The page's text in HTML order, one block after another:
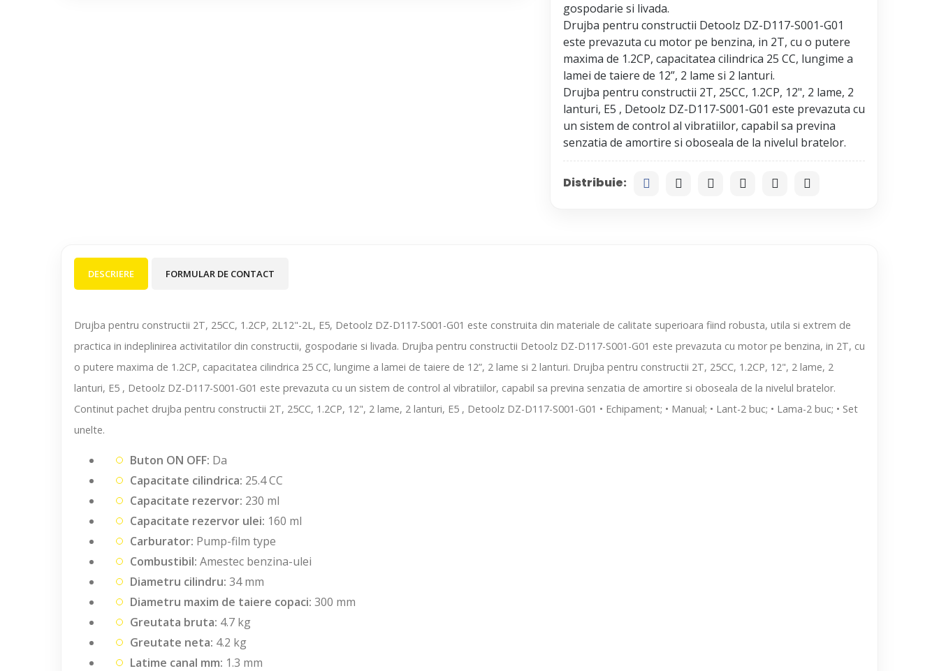
gospodarie si livada.
Drujba pentru constructii Detoolz DZ-D117-S001-G01
este prevazuta cu motor pe benzina, in 2T, cu o putere
maxima de 1.2CP, capacitatea cilindrica 25 CC, lungime a
lamei de taiere de 12”, 2 lame si 2 lanturi.
Drujba pentru constructii 2T, 25CC, 1.2CP, 12", 2 lame, 2
lanturi, E5 , Detoolz DZ-D117-S001-G01 este prevazuta cu
un sistem de control al vibratiilor, capabil sa previna
Distribuie:
DESCRIERE FORMULAR DE CONTACT
Drujba pentru constructii 2T, 25CC, 1.2CP, 2L12"-2L, E5, Detoolz DZ-D117-S001-G01 este construita din materiale de calitate superioara fiind robusta, utila si extrem de
practica in indeplinirea activitatilor din constructii, gospodarie si livada. Drujba pentru constructii Detoolz DZ-D117-S001-G01 este prevazuta cu motor pe benzina, in 2T, cu
o putere maxima de 1.2CP, capacitatea cilindrica 25 CC, lungime a lamei de taiere de 12”, 2 lame si 2 lanturi. Drujba pentru constructii 2T, 25CC, 1.2CP, 12", 2 lame, 2
lanturi, E5 , Detoolz DZ-D117-S001-G01 este prevazuta cu un sistem de control al vibratiilor, capabil sa previna senzatia de amortire si oboseala de la nivelul bratelor.
Continut pachet drujba pentru constructii 2T, 25CC, 1.2CP, 12", 2 lame, 2 lanturi, E5 , Detoolz DZ-D117-S001-G01 • Echipament; • Manual; • Lant-2 buc; • Lama-2 buc; • Set
unelte.
Buton ON OFF: Da
Capacitate cilindrica: 25.4 CC
Capacitate rezervor: 230 ml
Capacitate rezervor ulei: 160 ml
Carburator: Pump-film type
Combustibil: Amestec benzina-ulei
Diametru cilindru: 34 mm
Diametru maxim de taiere copaci: 300 mm
Greutata bruta: 4.7 kg
Greutate neta: 4.2 kg
Latime canal mm: 1.3 mm